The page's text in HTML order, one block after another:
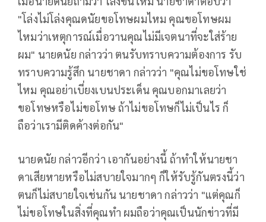
"โล่งไม่โล่งคุณดนัยขอโทษผมไหม คุณขอโทษผม
ไหมว่าเหตุการณ์เมื่อวานคุณไม่มีเจตนาที่จะใส่ร้าย
ผม" นายดนัย กล่าวว่า ตนรับทราบความต้องการ รับ
ทราบความรู้สึก นายชาดา กล่าวว่า "คุณไม่ขอโทษใช่
ไหม คุณอย่าเบี่ยงเบนประเด็น คุณบอกมาเลยว่า
ขอโทษหรือไม่ขอโทษ ถ้าไม่ขอโทษก็ไม่เป็นไร ก็
ถือว่าเรามีติดค้างต่อกัน"
นายดนัย กล่าวอีกว่า เอากันอย่างนี้ ถ้าทำให้นายชา
ดาเสียหายหรือไม่สบายใจมากๆ ก็ให้รับรู้กันตรงนี้ว่า
ตนก็ไม่สบายใจเช่นกัน นายชาดา กล่าวว่า "แต่คุณก็
ไม่ขอโทษในสิ่งที่คุณทำ ผมถือว่าคุณเป็นนักข่าวที่มี